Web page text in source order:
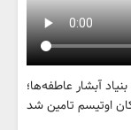
آبشار عاطفه‌ها؛
اوتیسم تامین شد